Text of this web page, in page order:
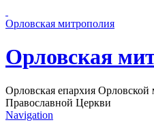
Орловская митрополия
Орловская
Орловская епархия Орловской
Православной Церкви
Navigation